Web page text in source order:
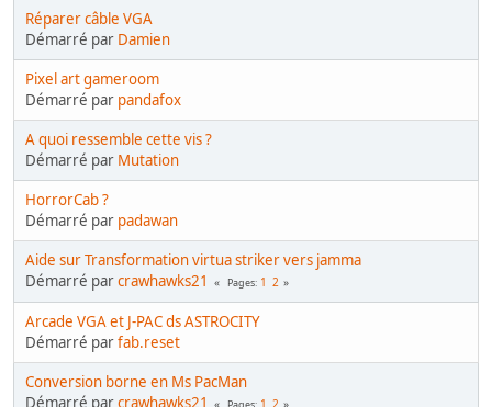
Réparer câble VGA
Démarré par Damien
Pixel art gameroom
Démarré par pandafox
A quoi ressemble cette vis ?
Démarré par Mutation
HorrorCab ?
Démarré par padawan
Aide sur Transformation virtua striker vers jamma
Démarré parcrawhawks21 Pages 1 2
Arcade VGA et J-PAC ds ASTROCITY
Démarré parfab.reset
Conversion borne en Ms PacMan
Démarré parcrawhawks21 Pages 1 2